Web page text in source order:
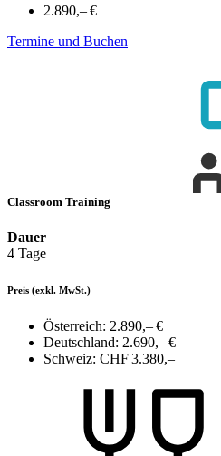
2.890,– €
Termine und Buchen
Classroom Training
Dauer
4 Tage
Preis (exkl. MwSt.)
Österreich: 2.890,– €
Deutschland: 2.690,– €
Schweiz: CHF 3.380,–